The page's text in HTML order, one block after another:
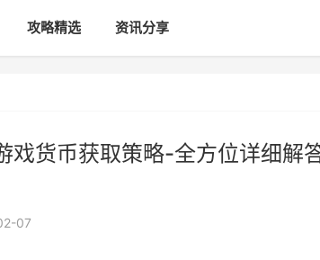
攻略精选 资讯分享
戏货币获取策略-全方位详细解
07